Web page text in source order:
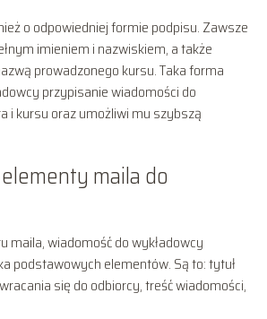
o odpowiedniej formie podpisu. Zawsze
imieniem i nazwiskiem, a także
prowadzonego kursu. Taka forma
przypisanie wiadomości do
i kursu oraz umożliwi mu szybszą
maila do
maila, wiadomość do wykładowcy
podstawowych elementów. Są to: tytuł
się do odbiorcy, treść wiadomości,